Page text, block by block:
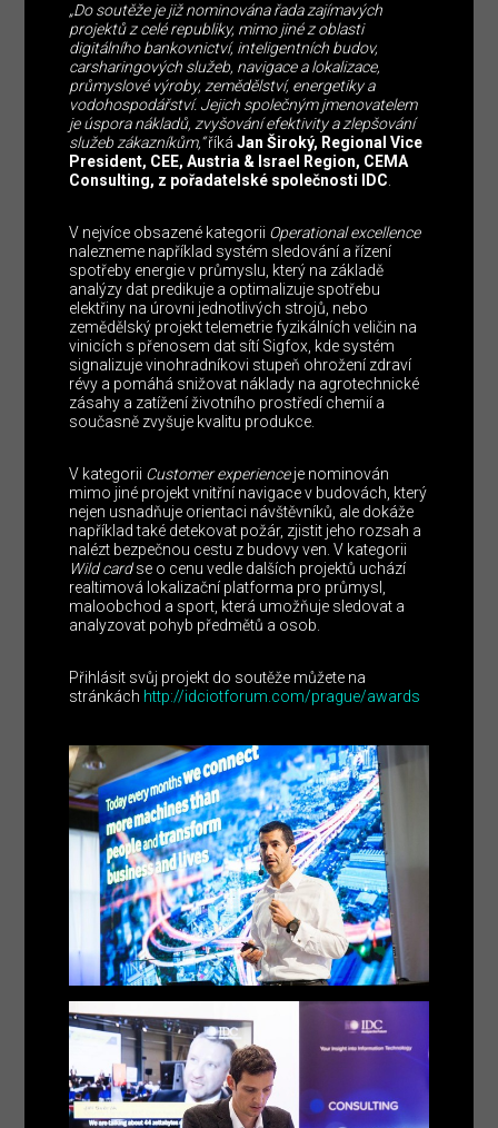
„Do soutěže je již nominována řada zajímavých
projektů z celé republiky, mimo jiné z oblasti
digitálního bankovnictví, inteligentních budov,
carsharingových služeb, navigace a lokalizace,
průmyslové výroby, zemědělství, energetiky a
vodohospodářství. Jejich společným jmenovatelem
je úspora nákladů, zvyšování efektivity a zlepšování
služeb zákazníkům,“říkáJan Široký, Regional Vice
President, CEE, Austria & Israel Region, CEMA
Consulting, z pořadatelské společnosti IDC
V nejvíce obsazené kategorii Operational excellence
nalezneme například systém sledování a řízení
spotřeby energie v průmyslu, který na základě
analýzy dat predikuje a optimalizuje spotřebu
elektřiny na úrovni jednotlivých strojů, nebo
zemědělský projekt telemetrie fyzikálních veličin na
vinicích s přenosem dat sítí Sigfox, kde systém
signalizuje vinohradníkovi stupeň ohrožení zdraví
révy a pomáhá snižovat náklady na agrotechnické
zásahy a zatížení životního prostředí chemií a
současně zvyšuje kvalitu produkce.
V kategorii Customer experienceje nominován
mimo jiné projekt vnitřní navigace v budovách, který
nejen usnadňuje orientaci návštěvníků, ale dokáže
například také detekovat požár, zjistit jeho rozsah a
nalézt bezpečnou cestu z budovy ven. V kategorii
Wild cardse o cenu vedle dalších projektů uchází
realtimová lokalizační platforma pro průmysl,
maloobchod a sport, která umožňuje sledovat a
analyzovat pohyb předmětů a osob.
Přihlásit svůj projekt do soutěže můžete na
stránkách http://idciotforum.com/prague/awards